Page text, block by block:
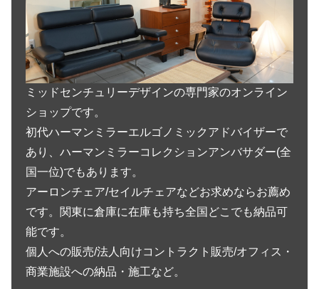
ミッドセンチュリーデザインの専門家のオンライン
ショップです。
初代ハーマンミラーエルゴノミックアドバイザーで
あり、ハーマンミラーコレクションアンバサダー(全
国一位)でもあります。
アーロンチェア/セイルチェアなどお求めならお薦め
です。関東に倉庫に在庫も持ち全国どこでも納品可
能です。
個人への販売/法人向けコントラクト販売/オフィス・
商業施設への納品・施工など。